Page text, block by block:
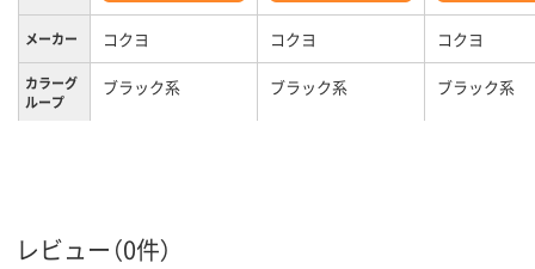
メーカー コクヨ コクヨ コクヨ
カラーグ
ループ
ブラック系 ブラック系 ブラック系
レビュー（0件）